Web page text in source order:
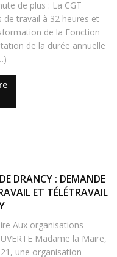
de plus : La CGT
travail à 32 heures et
de la Fonction
de la durée annuelle
DRANCY : DEMANDE
ET TÉLÉTRAVAIL
Aux organisations
Madame la Maire,
une organisation